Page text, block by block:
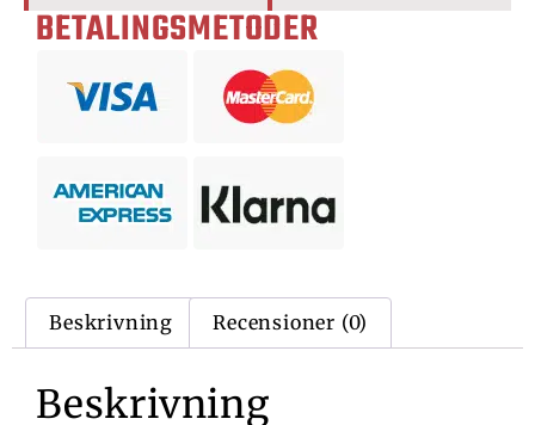
BETALINGSMETODER
Beskrivning Recensioner (0)
Beskrivning